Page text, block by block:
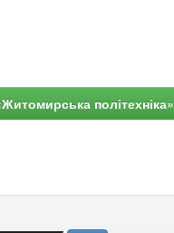
політехніка»